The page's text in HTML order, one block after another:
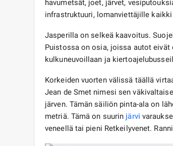
havumetsät, joet, järvet,
infrastruktuuri, lomanviettäjille
Jasperilla on selkeä kaavoitus.
Puistossa on osia, joissa autot
kulkuneuvoillaan ja
Korkeiden vuorten välissä täällä
Jean de Smet nimesi sen
järven. Tämän säiliön pinta-ala on
metriä. Tämä on suurin järvi
veneellä tai pieni Retkeilyvenet.